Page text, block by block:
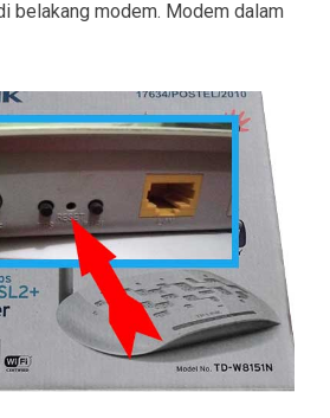
belakang modem. Modem dalam